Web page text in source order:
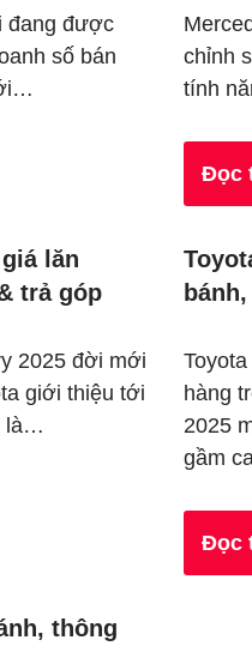
đang được
số bán
chỉnh
tính
Đọc
lăn
trả góp
2025 đời mới
giới thiệu tới
là…
hàng
2025
gầm
Đọc
thông